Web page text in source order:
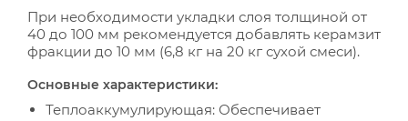
При необходимости укладки слоя толщиной от
40 до 100 мм рекомендуется добавлять керамзит
фракции до 10 мм (6,8 кг на 20 кг сухой смеси).
Основные характеристики:
Теплоаккумулирующая: Обеспечивает